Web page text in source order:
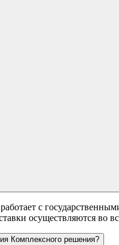
с
осуществляются во
Комплексного решения?